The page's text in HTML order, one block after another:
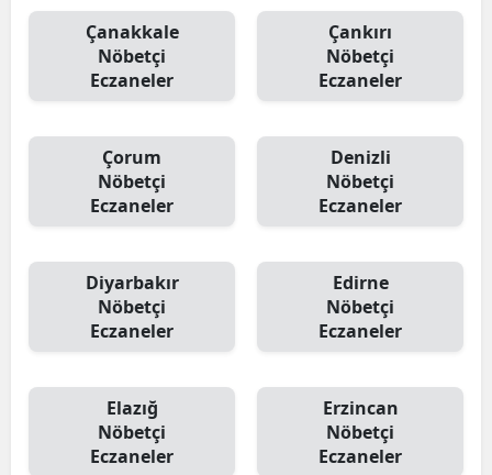
Çanakkale
Nöbetçi
Eczaneler
Çankırı
Nöbetçi
Eczaneler
Çorum
Nöbetçi
Eczaneler
Denizli
Nöbetçi
Eczaneler
Diyarbakır
Nöbetçi
Eczaneler
Edirne
Nöbetçi
Eczaneler
Elazığ
Nöbetçi
Eczaneler
Erzincan
Nöbetçi
Eczaneler